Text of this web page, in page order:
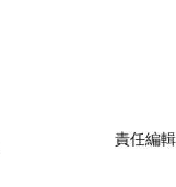
責任編